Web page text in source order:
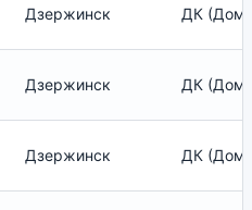
Дзержинск ДК (Дом
Дзержинск ДК (Дом
Дзержинск ДК (Дом